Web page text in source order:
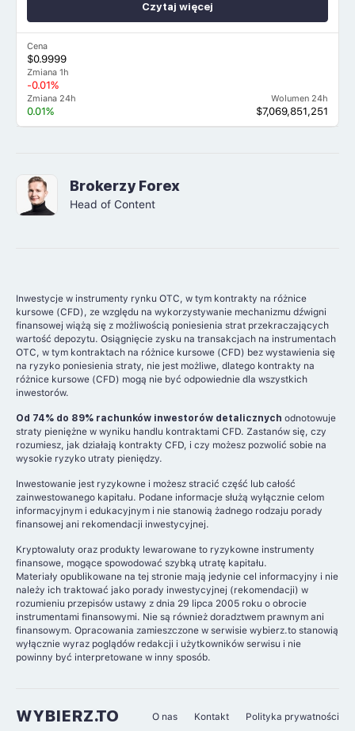
Cena
$0.9999
Zmiana 1h
-0.01%
Zmiana 24h
0.01%
Wolumen 24h
$7,069,851,251
Czytaj więcej
Brokerzy Forex
Head of Content
Inwestycje w instrumenty rynku OTC, w tym kontrakty na różnice
kursowe (CFD), ze względu na wykorzystywanie mechanizmu dźwigni
finansowej wiążą się z możliwością poniesienia strat przekraczających
wartość depozytu. Osiągnięcie zysku na transakcjach na instrumentach
OTC, w tym kontraktach na różnice kursowe (CFD) bez wystawienia się
na ryzyko poniesienia straty, nie jest możliwe, dlatego kontrakty na
różnice kursowe (CFD) mogą nie być odpowiednie dla wszystkich
inwestorów.
Od 74% do 89% rachunków inwestorów detalicznych odnotowuje
straty pieniężne w wyniku handlu kontraktami CFD. Zastanów się, czy
rozumiesz, jak działają kontrakty CFD, i czy możesz pozwolić sobie na
wysokie ryzyko utraty pieniędzy.
Inwestowanie jest ryzykowne i możesz stracić część lub całość
zainwestowanego kapitału. Podane informacje służą wyłącznie celom
informacyjnym i edukacyjnym i nie stanowią żadnego rodzaju porady
finansowej ani rekomendacji inwestycyjnej.
Kryptowaluty oraz produkty lewarowane to ryzykowne instrumenty
finansowe, mogące spowodować szybką utratę kapitału.
Materiały opublikowane na tej stronie mają jedynie cel informacyjny i nie
należy ich traktować jako porady inwestycyjnej (rekomendacji) w
rozumieniu przepisów ustawy z dnia 29 lipca 2005 roku o obrocie
instrumentami finansowymi. Nie są również doradztwem prawnym ani
finansowym. Opracowania zamieszczone w serwisie wybierz.to stanowią
wyłącznie wyraz poglądów redakcji i użytkowników serwisu i nie
powinny być interpretowane w inny sposób.
WYBIERZ.TO O nas Kontakt Polityka prywatności